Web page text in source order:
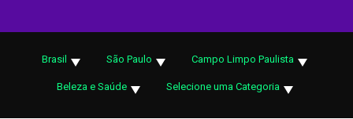
Brasil São Paulo Campo Limpo Paulista
Beleza e Saúde Selecione uma Categoria